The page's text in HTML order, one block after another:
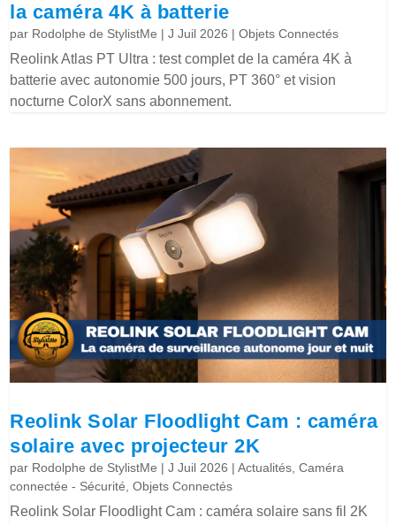
la caméra 4K à batterie
par Rodolphe de StylistMe |J Juil 2026 |Objets Connectés
Reolink Atlas PT Ultra : test complet de la caméra 4K à
batterie avec autonomie 500 jours, PT 360° et vision
nocturne ColorX sans abonnement.
Reolink Solar Floodlight Cam : caméra
solaire avec projecteur 2K
par Rodolphe de StylistMe |J Juil 2026 |Actualités ,Caméra
connectée - Sécurité ,Objets Connectés
Reolink Solar Floodlight Cam : caméra solaire sans fil 2K